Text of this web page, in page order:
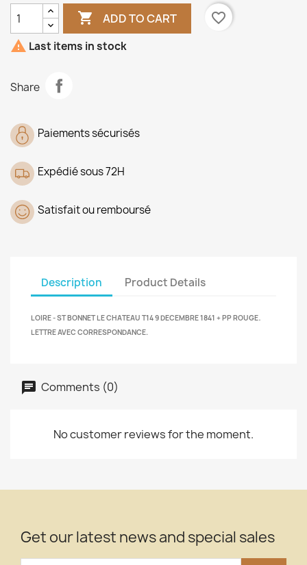
 ADD TO CART
favorite_border
 Last items in stock
Share
Paiements sécurisés
Expédié sous 72H
Satisfait ou remboursé
Description Product Details
LOIRE - ST BONNET LE CHATEAU T14 9 DECEMBRE 1841 + PP ROUGE.
LETTRE AVEC CORRESPONDANCE.
Comments (0)
No customer reviews for the moment.
Get our latest news and special sales